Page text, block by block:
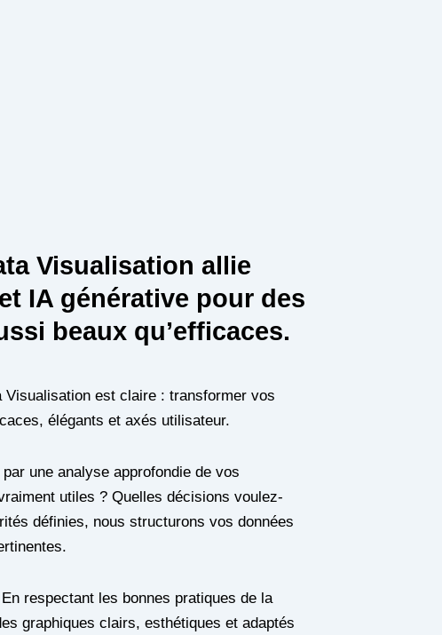
Visualisation allie
IA générative pour des
beaux qu’efficaces.
Visualisation est claire : transformer vos
élégants et axés utilisateur.
une analyse approfondie de vos
utiles ? Quelles décisions voulez-
définies, nous structurons vos données
respectant les bonnes pratiques de la
graphiques clairs, esthétiques et adaptés